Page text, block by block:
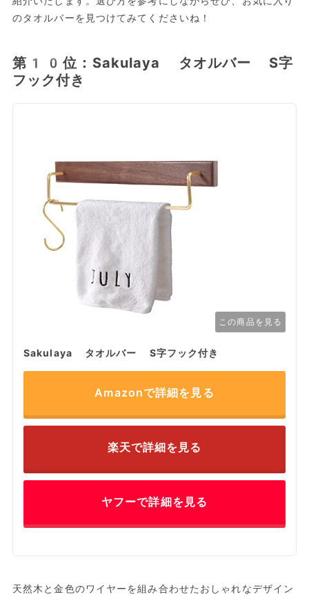
のタオルバーを見つけてみてくださいね！
第10位：Sakulaya タオルバー S字
フック付き
この商品を見る
Sakulaya タオルバー S字フック付き
Amazonで詳細を見る
楽天で詳細を見る
ヤフーで詳細を見る
天然木と金色のワイヤーを組み合わせたおしゃれなデザイン